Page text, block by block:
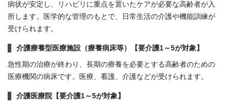
病状が安定し、リハビリに重点を置いたケアが必要な高齢者が入
所します。医学的な管理のもとで、日常生活の介護や機能訓練が
受けられます。
介護療養型医療施設（療養病床等）【要介護1～5が対象】
急性期の治療が終わり、長期の療養を必要とする高齢者のための
医療機関の病床です。医療、看護、介護などが受けられます。
介護医療院【要介護1～5が対象】